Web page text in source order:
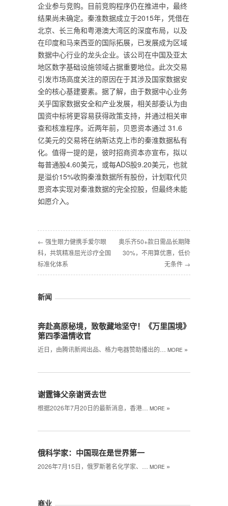
企业参与竞购。目前竞购程序仍在推进中，最终
结果尚未确定。秦淮数据成立于2015年，凭借在
北京、长三角和粤港澳大湾区的深度布局，以及
在印度和马来西亚的国际拓展，已发展成为区域
数据中心行业的龙头企业。该公司在中国及亚太
地区数字基础设施领域占据重要地位。此次交易
引发市场高度关注的原因在于其涉及国家数据安
全的核心基建要素。据了解，由于数据中心业务
关乎国家数据安全和产业发展，相关部委认为由
国资中标将更容易获得政策支持，并通过相关审
查和核准程序。近两年前，贝恩资本通过 31.6
亿美元的交易将在纳斯达克上市的秦淮数据私有
化。值得一提的是，彼时招商资本亦宣布，拟以
每普通股4.60美元，或每ADS股9.20美元，也就
是溢价15%收购秦淮数据所有股份，计划取代贝
恩资本实现对秦淮数据的完全控股，但最终未能
如愿介入。
← 强生眼力健携手爱尔眼
科，共筑精准屈光诊疗全国
标准化体系
奥乐齐50+款日需品长期降
30%，不用算优惠，低价
无条件 →
新闻
奔赴高原秘境，致敬藏地坚守！《万里国境》
第四季温情收官
近日，由腾讯新闻出品、格力电器赞助播出的… MORE »
谢霆锋父亲谢贤去世
根据2026年7月20日的最新消息，香港… MORE »
俄科学家：中国现在是世界第一
2026年7月15日，俄罗斯著名化学家、… MORE »
商业